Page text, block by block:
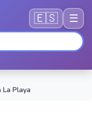
🇪🇸 ☰
La Playa